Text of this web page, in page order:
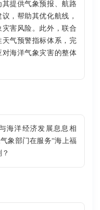
提供气象预报、航路
，帮助其优化航线，
害风险。此外，联合
气预警指标体系，完
海洋气象灾害的整体
海洋经济发展息息相
象部门在服务“海上福